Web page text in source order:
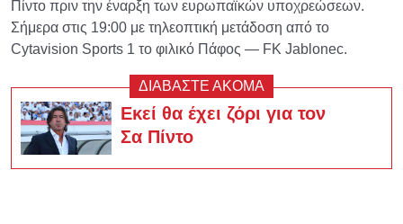
Πίντο πριν την έναρξη των ευρωπαϊκών υποχρεώσεων.
Σήμερα στις 19:00 με τηλεοπτική μετάδοση από το
Cytavision Sports 1 το φιλικό Πάφος — FK Jablonec.
ΔΙΑΒΑΣΤΕ ΑΚΟΜΑ
Εκεί θα έχει ζόρι για τον
Σα Πίντο